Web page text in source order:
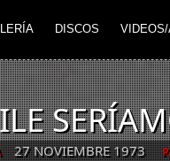
DISCOS VIDEOS/
27 NOVIEMBRE 1973